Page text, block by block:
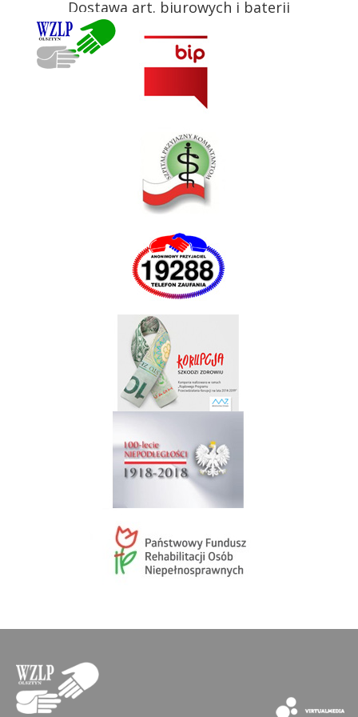
Dostawa art. biurowych i baterii